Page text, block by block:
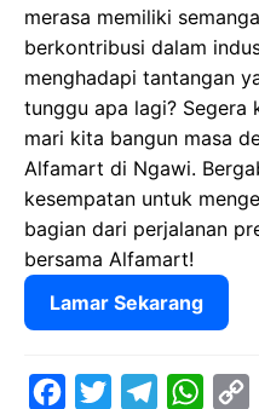
merasa memiliki
berkontribusi dalam
menghadapi tantangan
tunggu apa lagi? Segera
mari kita bangun masa
Alfamart di Ngawi.
kesempatan untuk
bagian dari perjalanan
bersama Alfamart!
Lamar Sekarang
W